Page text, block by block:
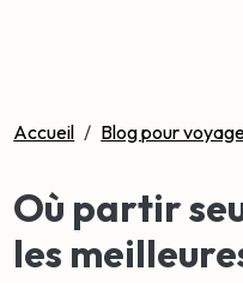
Accueil / Blog pour
Où partir
les